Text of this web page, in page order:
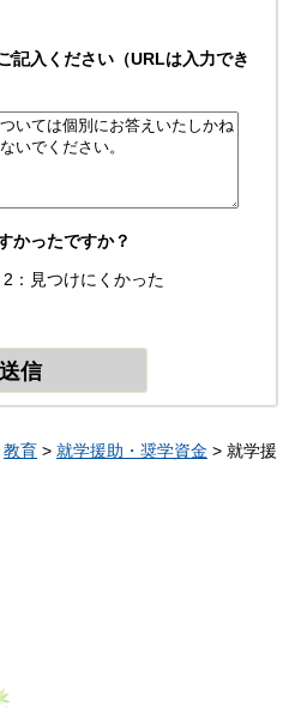
記入ください（URLは入力でき
かったですか？
2：見つけにくかった
教育 > 就学援助・奨学資金 > 就学援